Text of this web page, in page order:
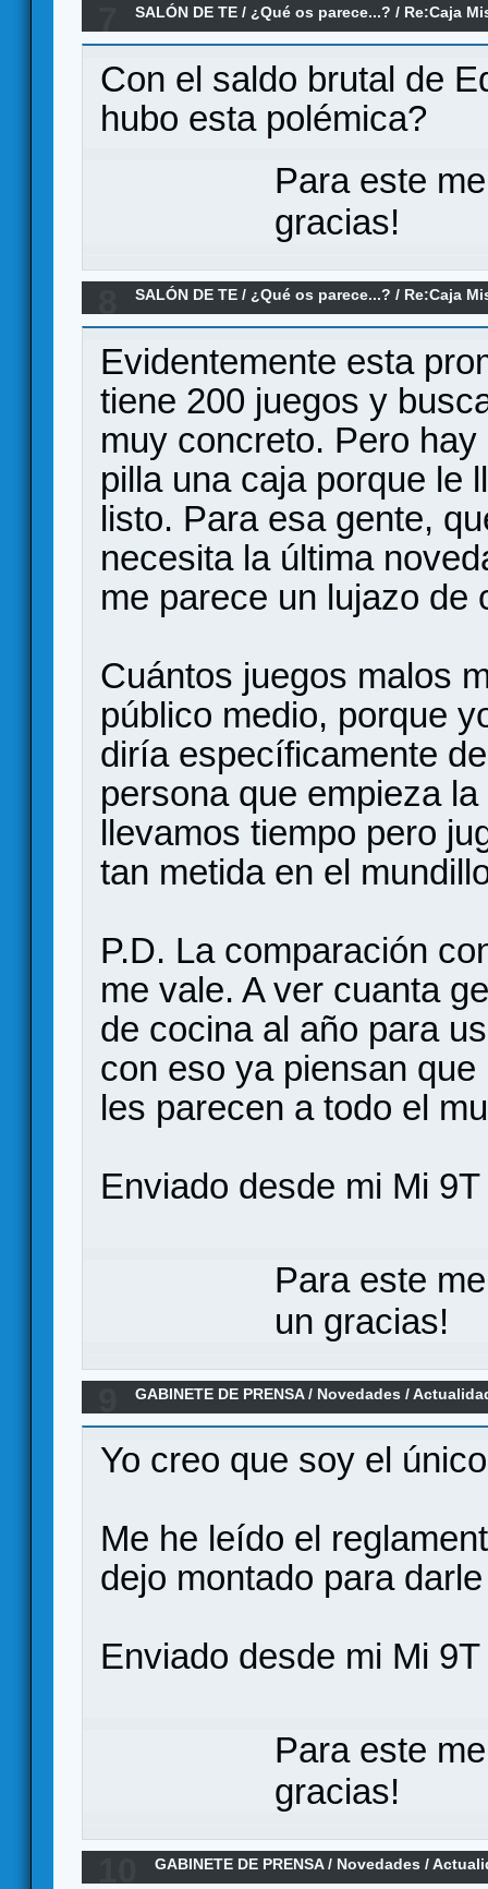
SALÓN DE TE /¿Qué os parece...? / Re:Caja
Con el saldo brutal de
hubo esta polémica?
Para este
gracias!
SALÓN DE TE /¿Qué os parece...? / Re:Caja
Evidentemente esta
tiene 200 juegos y
muy concreto. Pero
pilla una caja porque le
listo. Para esa gente,
necesita la última
me parece un lujazo de
Cuántos juegos malos
público medio, porque
diría específicamente
persona que empieza
llevamos tiempo pero
tan metida en el
P.D. La comparación
me vale. A ver cuanta
de cocina al año para
con eso ya piensan
les parecen a todo el
Enviado desde mi Mi
Para este
un gracias!
GABINETE DE PRENSA/ Novedades /
Yo creo que soy el
Me he leído el
dejo montado para
Enviado desde mi Mi
Para este
gracias!
GABINETE DE PRENSA/ Novedades /